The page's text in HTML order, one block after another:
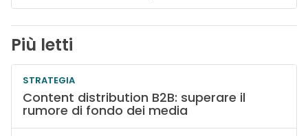
Più letti
STRATEGIA
Content distribution B2B: superare il
rumore di fondo dei media